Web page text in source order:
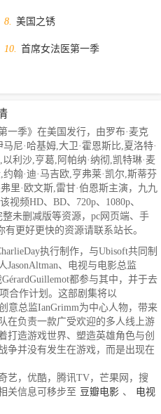
8. 美国之锈
10. 首席女法医第一季
一季》在美国发行，由罗布·麦克
尼·哈基姆,大卫·霍恩斯比,夏洛特·
利沙,亨葛,阿帕纳·纳彻,凯特琳·麦
翰·迪·马吉欧,亨弗莱·凯尔,斯蒂芬
里·欧文斯,雷甘·伯恩斯主演，九九
视频HD、BD、720p、1080p、
未删减版等资源，pc网页端、手
更好更快的资源请联系站长。
执行制作，与Ubisoft共同制
JasonAltman、电视与电影总监
都参与其中，并于去
合作计划。这部剧集将以
意总监IanGrimm为中心人物，带来
在负责一款广受欢迎的多人线上游
打造游戏世界、塑造英雄角色与创
争并没有发生在游戏，而是出现在
艺，优酷，腾讯TV，芒果网，搜
关信息可移步至 豆瓣电影 、
电视